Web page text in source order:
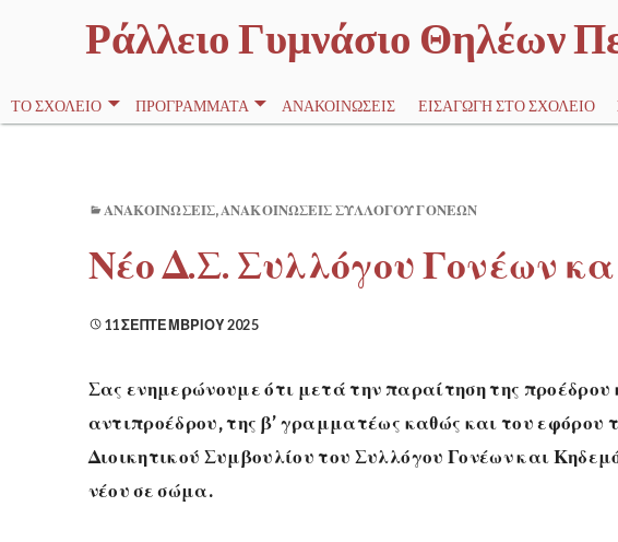
Ράλλειο Γυμνάσιο Θηλέων
ΤΟ ΣΧΟΛΕΊΟ ΠΡΟΓΡΆΜΜΑΤΑ ΑΝΑΚΟΙΝΏΣΕΙΣ ΕΙΣΑΓΩΓΉ ΣΤΟ ΣΧΟΛΕΊΟ
ΑΝΑΚΟΙΝΏΣΕΙΣ,ΑΝΑΚΟΙΝΏΣΕΙΣ ΣΥΛΛΌΓΟΥ ΓΟΝΈΩΝ
Νέο Δ.Σ. Συλλόγου Γονέων
11 ΣΕΠΤΕΜΒΡΊΟΥ 2025
Σας ενημερώνουμε ότι μετά την παραίτηση της προέδρου
αντιπροέδρου, της β’ γραμματέως καθώς και του εφόρου
Διοικητικού Συμβουλίου του Συλλόγου Γονέων και
νέου σε σώμα.